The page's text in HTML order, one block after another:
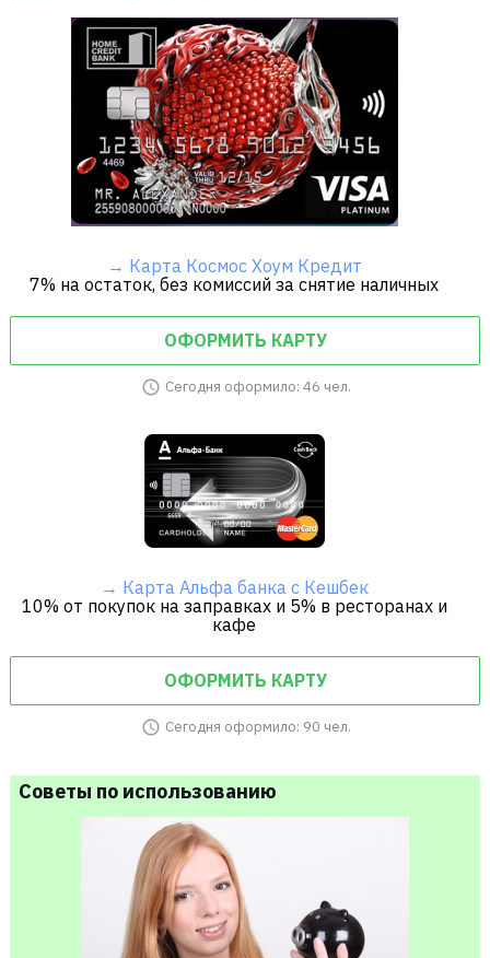
→ Карта Космос Хоум Кредит
7% на остаток, без комиссий за снятие наличных
ОФОРМИТЬ КАРТУ
Сегодня оформило: 46 чел.
→ Карта Альфа банка с Кешбек
10% от покупок на заправках и 5% в ресторанах и
кафе
ОФОРМИТЬ КАРТУ
Сегодня оформило: 90 чел.
Советы по использованию